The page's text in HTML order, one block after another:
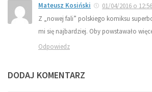
Mateusz Kosiński
01/04/2016 o 12:56
Z „nowej fali” polskiego komiksu
mi się najbardziej. Oby powstawało
Odpowiedz
DODAJ KOMENTARZ